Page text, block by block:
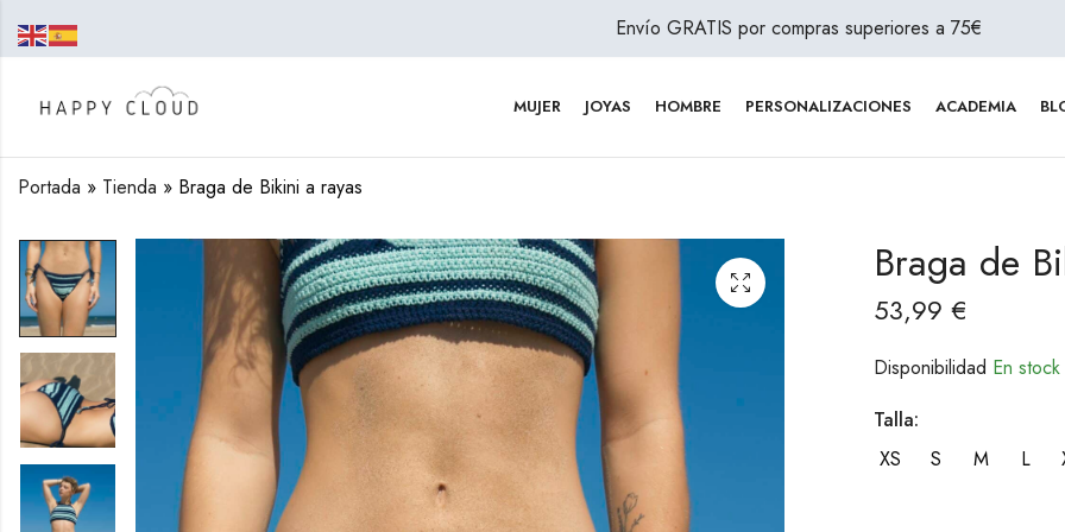
Envío GRATIS por compras superiores a 75€
MUJER JOYAS HOMBRE PERSONALIZACIONES ACADEMIA
Portada » Tienda » Braga de Bikini a rayas
Braga de
53,99 €
Disponibilidad En stock
Talla:
XS
S M L